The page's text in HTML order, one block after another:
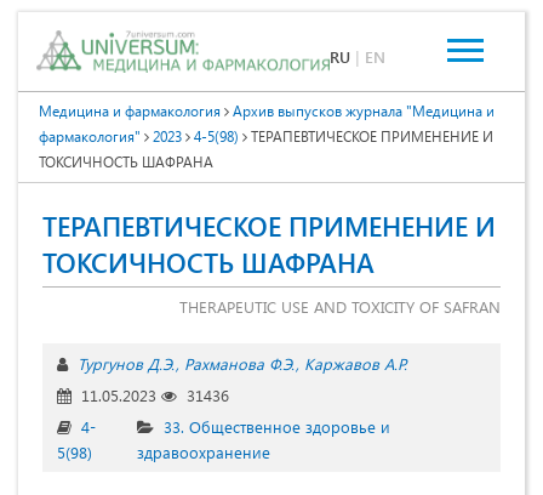
RU | EN
Медицина и фармакология
Архив выпусков журнала "Медицина и
фармакология"
2023 4-5(98)
ТЕРАПЕВТИЧЕСКОЕ ПРИМЕНЕНИЕ И
ТОКСИЧНОСТЬ ШАФРАНА
ТЕРАПЕВТИЧЕСКОЕ ПРИМЕНЕНИЕ И
ТОКСИЧНОСТЬ ШАФРАНА
THERAPEUTIC USE AND TOXICITY OF SAFRAN
Тургунов Д.Э. Рахманова Ф.Э. Каржавов А.Р.
11.05.2023
31436
4-
5(98)
33. Общественное здоровье и
здравоохранение